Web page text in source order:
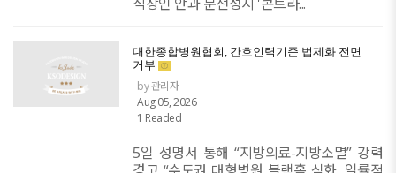
대한종합병원협회, 간호인력기준 법제화 전면
거부
by 관리자
Aug 05, 2026
1 Readed
5일 성명서 통해 “지방의료-지방소멸” 강력